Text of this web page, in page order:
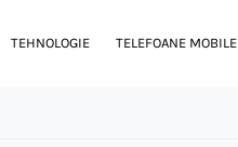
TEHNOLOGIE TELEFOANE MOBILE